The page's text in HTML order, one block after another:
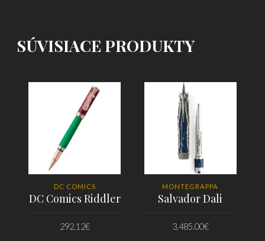
SÚVISIACE PRODUKTY
DC COMICS
DC Comics Riddler
292.12€
MONTEGRAPPA
Salvador Dali
3,485.00€